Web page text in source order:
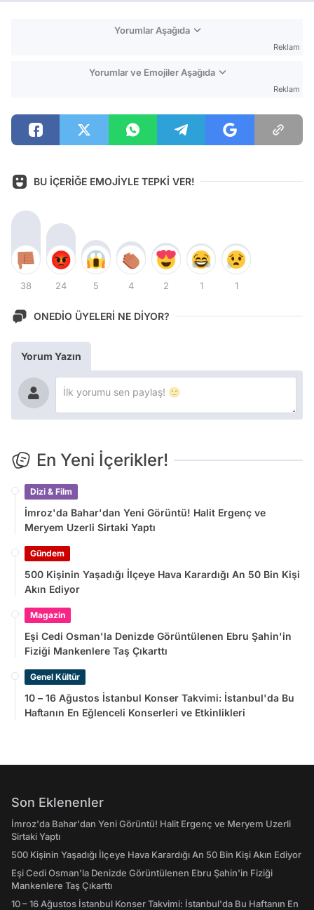
Yorumlar Aşağıda
Reklam
Yorumlar ve Emojiler Aşağıda
Reklam
BU İÇERİĞE EMOJİYLE TEPKİ VER!
38 24 5 4 2 1 1
ONEDİO ÜYELERİ NE DİYOR?
Yorum Yazın
En Yeni İçerikler!
Dizi & Film
İmroz'da Bahar'dan Yeni Görüntü! Halit Ergenç ve
Meryem Uzerli Sirtaki Yaptı
Gündem
500 Kişinin Yaşadığı İlçeye Hava Karardığı An 50 Bin Kişi
Akın Ediyor
Magazin
Eşi Cedi Osman'la Denizde Görüntülenen Ebru Şahin'in
Fiziği Mankenlere Taş Çıkarttı
Genel Kültür
10 – 16 Ağustos İstanbul Konser Takvimi: İstanbul'da Bu
Haftanın En Eğlenceli Konserleri ve Etkinlikleri
Son Eklenenler
İmroz'da Bahar'dan Yeni Görüntü! Halit Ergenç ve Meryem Uzerli
Sirtaki Yaptı
500 Kişinin Yaşadığı İlçeye Hava Karardığı An 50 Bin Kişi Akın Ediyor
Eşi Cedi Osman'la Denizde Görüntülenen Ebru Şahin'in Fiziği
Mankenlere Taş Çıkarttı
10 – 16 Ağustos İstanbul Konser Takvimi: İstanbul'da Bu Haftanın En